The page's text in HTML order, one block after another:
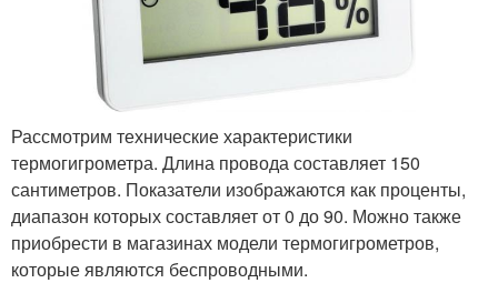
Рассмотрим технические характеристики
термогигрометра. Длина провода составляет 150
сантиметров. Показатели изображаются как проценты,
диапазон которых составляет от 0 до 90. Можно также
приобрести в магазинах модели термогигрометров,
которые являются беспроводными.